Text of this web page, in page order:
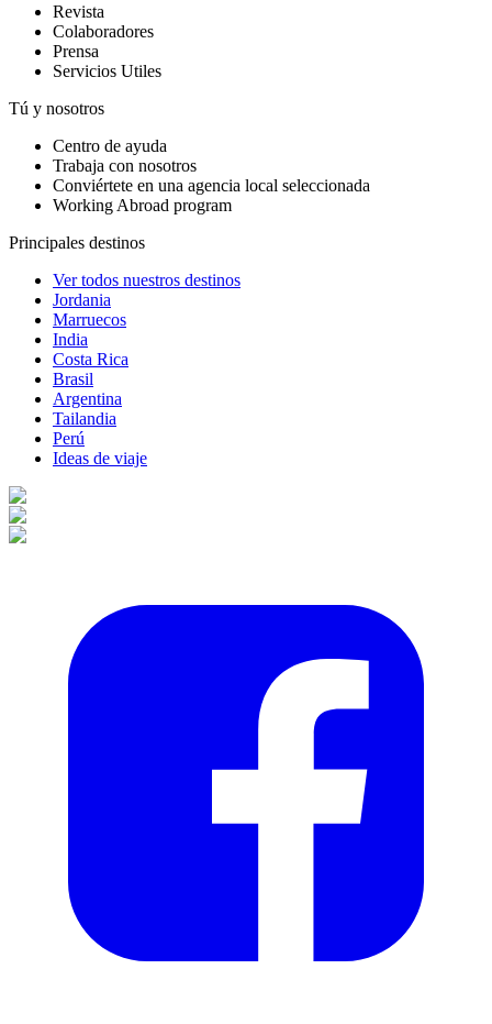
Revista
Colaboradores
Prensa
Servicios Utiles
Tú y nosotros
Centro de ayuda
Trabaja con nosotros
Conviértete en una agencia local seleccionada
Working Abroad program
Principales destinos
Ver todos nuestros destinos
Jordania
Marruecos
India
Costa Rica
Brasil
Argentina
Tailandia
Perú
Ideas de viaje